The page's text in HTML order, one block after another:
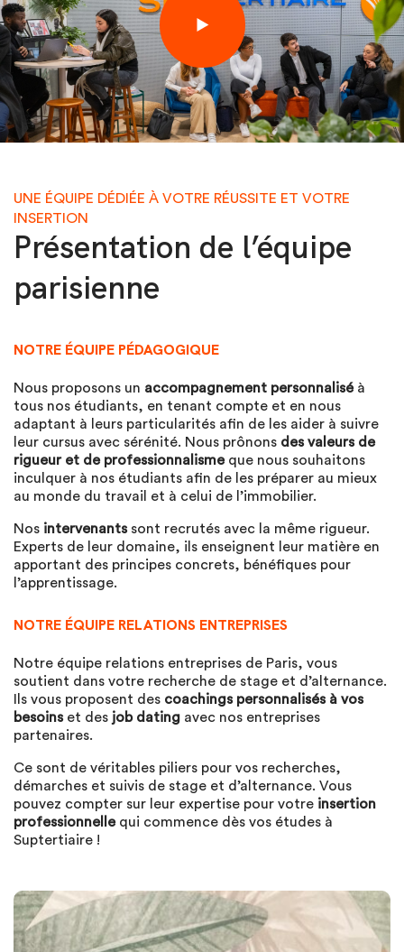
UNE ÉQUIPE DÉDIÉE À VOTRE RÉUSSITE ET VOTRE
INSERTION
Présentation de l’équipe
parisienne
NOTRE ÉQUIPE PÉDAGOGIQUE
Nous proposons un accompagnement personnaliséà
tous nos étudiants, en tenant compte et en nous
adaptant à leurs particularités afin de les aider à suivre
leur cursus avec sérénité. Nous prônons des valeurs de
rigueur et de professionnalisme que nous souhaitons
inculquer à nos étudiants afin de les préparer au mieux
au monde du travail et à celui de l’immobilier.
Nos intervenantssont recrutés avec la même rigueur.
Experts de leur domaine, ils enseignent leur matière en
apportant des principes concrets, bénéfiques pour
l’apprentissage.
NOTRE ÉQUIPE RELATIONS ENTREPRISES
Notre équipe relations entreprises de Paris, vous
soutient dans votre recherche de stage et d’alternance.
Ils vous proposent des coachings personnalisés à vos
besoinset des job dating avec nos entreprises
partenaires.
Ce sont de véritables piliers pour vos recherches,
démarches et suivis de stage et d’alternance. Vous
pouvez compter sur leur expertise pour votre insertion
professionnellequi commence dès vos études à
Suptertiaire !